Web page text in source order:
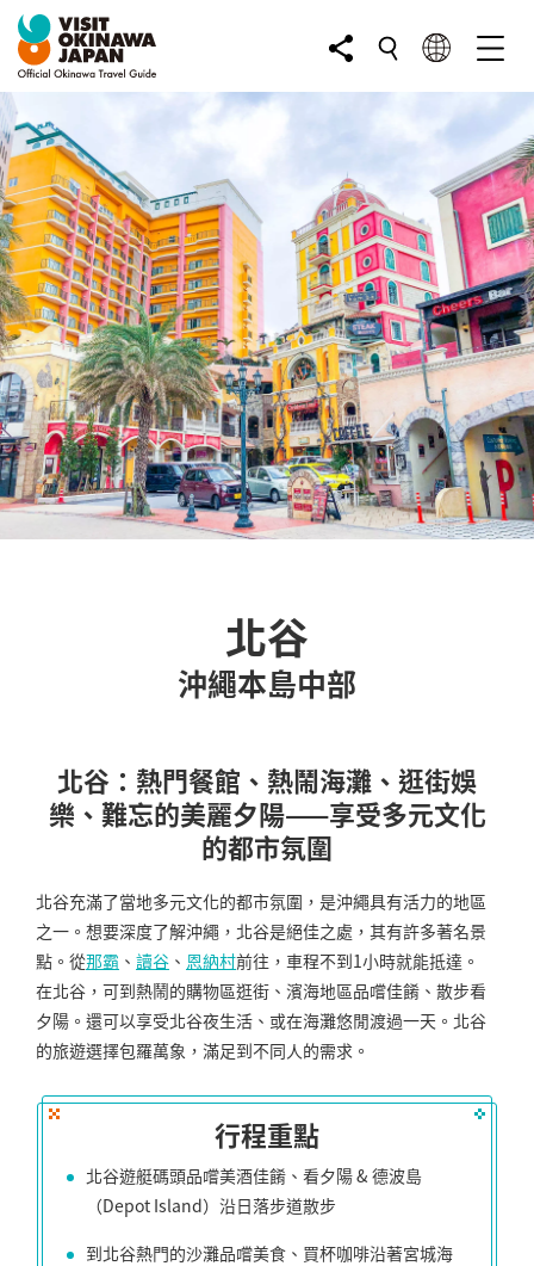
北谷
沖繩本島中部
北谷：熱門餐館、熱鬧海灘、逛街娛
樂、難忘的美麗夕陽——享受多元文化
的都市氛圍
北谷充滿了當地多元文化的都市氛圍，是沖繩具有活力的地區
之一。想要深度了解沖繩，北谷是絕佳之處，其有許多著名景
點。從那霸 、 讀谷 、 恩納村前往，車程不到1小時就能抵達。
在北谷，可到熱鬧的購物區逛街、濱海地區品嚐佳餚、散步看
夕陽。還可以享受北谷夜生活、或在海灘悠閒渡過一天。北谷
的旅遊選擇包羅萬象，滿足到不同人的需求。
行程重點
北谷遊艇碼頭品嚐美酒佳餚、看夕陽 & 德波島
（Depot Island）沿日落步道散步
到北谷熱門的沙灘品嚐美食、買杯咖啡沿著宮城海